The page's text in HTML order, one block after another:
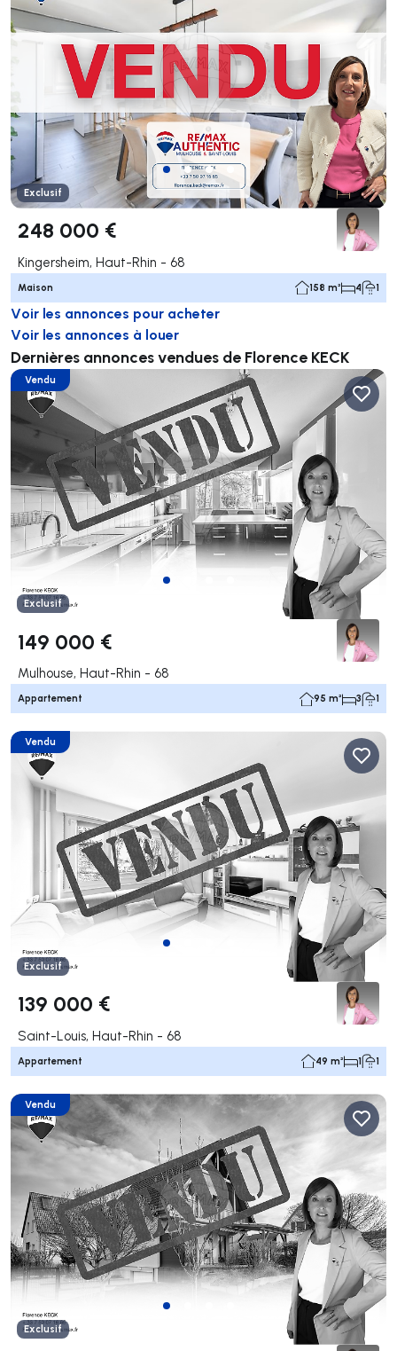
Exclusif
248 000 €
Kingersheim, Haut-Rhin - 68
Maison 158 m² 4 1
Voir les annonces pour acheter
Voir les annonces à louer
Dernières annonces vendues de Florence KECK
Vendu
Exclusif
149 000 €
Mulhouse, Haut-Rhin - 68
Appartement 95 m² 3 1
Vendu
Exclusif
139 000 €
Saint-Louis, Haut-Rhin - 68
Appartement 49 m² 1 1
Vendu
Exclusif